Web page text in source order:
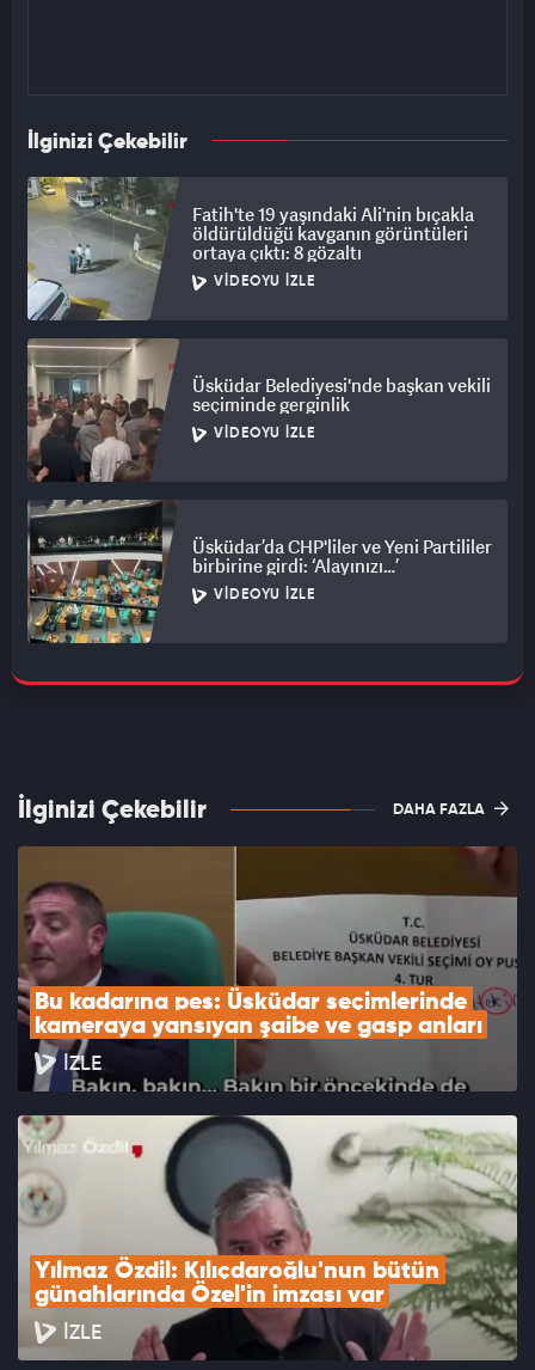
İlginizi Çekebilir
Fatih'te 19 yaşındaki Ali'nin bıçakla
öldürüldüğü kavganın görüntüleri
ortaya çıktı: 8 gözaltı
VIDEOYU İZLE
Üsküdar Belediyesi'nde başkan vekili
seçiminde gerginlik
VIDEOYU İZLE
Üsküdar’da CHP'liler ve Yeni Partililer
birbirine girdi: ‘Alayınızı…’
VIDEOYU İZLE
İlginizi Çekebilir DAHA FAZLA
Bu kadarına pes: Üsküdar seçimlerinde
kameraya yansıyan şaibe ve gasp anları
İZLE
Yılmaz Özdil: Kılıçdaroğlu'nun bütün
günahlarında Özel'in imzası var
İZLE